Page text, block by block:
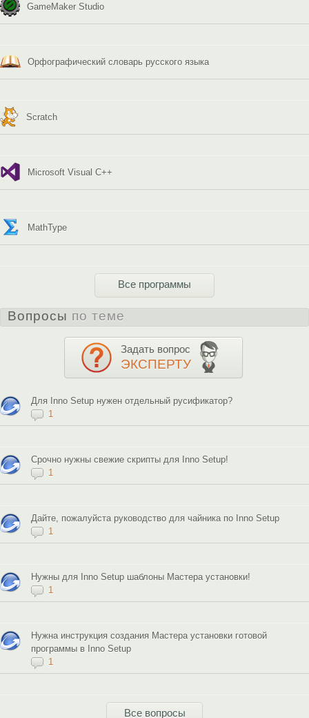
GameMaker Studio
Орфографический словарь русского языка
Scratch
Microsoft Visual C++
MathType
Все программы
Вопросы по теме
Задать вопрос
ЭКСПЕРТУ
Для Inno Setup нужен отдельный русификатор?
1
Срочно нужны свежие скрипты для Inno Setup!
1
Дайте, пожалуйста руководство для чайника по Inno Setup
1
Нужны для Inno Setup шаблоны Мастера установки!
1
Нужна инструкция создания Мастера установки готовой
программы в Inno Setup
1
Все вопросы